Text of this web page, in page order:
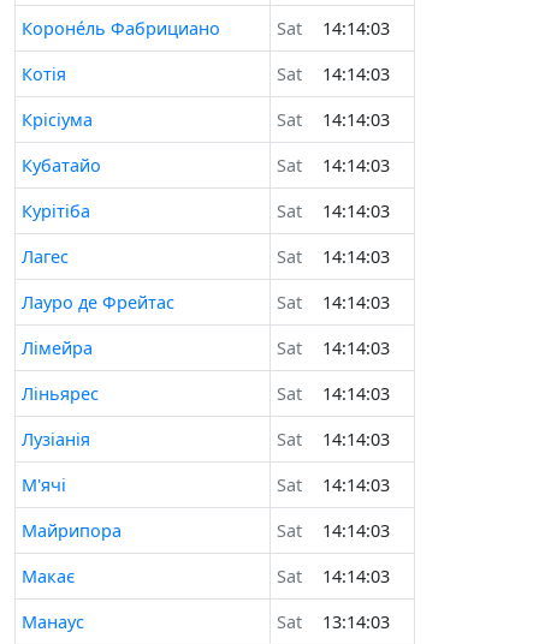
Короне́ль Фабрициано
Sat
14:14:03
Котія
Sat
14:14:03
Крісіума
Sat
14:14:03
Кубатайо
Sat
14:14:03
Курітіба
Sat
14:14:03
Лагес
Sat
14:14:03
Лауро де Фрейтас
Sat
14:14:03
Лімейра
Sat
14:14:03
Ліньярес
Sat
14:14:03
Лузіанія
Sat
14:14:03
М'ячі
Sat
14:14:03
Майрипора
Sat
14:14:03
Макає
Sat
14:14:03
Манаус
Sat
13:14:03